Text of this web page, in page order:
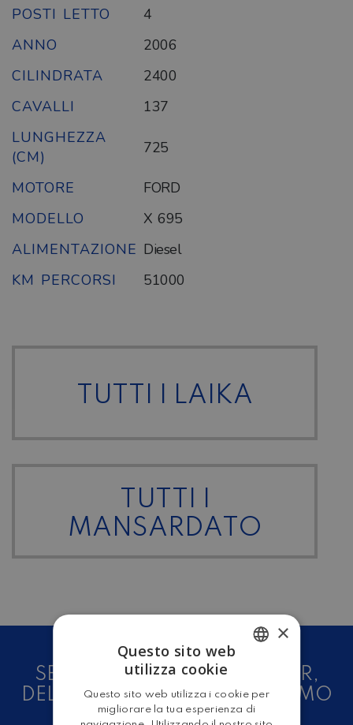
POSTI LETTO
4
ANNO
2006
CILINDRATA
2400
CAVALLI
137
LUNGHEZZA
(CM)
725
MOTORE
FORD
MODELLO
X 695
ALIMENTAZIONE Diesel
KM PERCORSI
51000
TUTTI I LAIKA
TUTTI I
MANSARDATO
SEI UN AMANTE DEL CAMPER,
DELLE CARAVAN E DEL TURISMO
ALL'ARIA APERTA?
ENGLISH
×
Questo sito web
utilizza cookie
Questo sito web utilizza i cookie per
migliorare la tua esperienza di